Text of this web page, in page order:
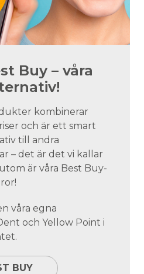
Buy – våra
kombinerar
och är ett smart
till andra
– det är det vi kallar
är våra Best Buy-
våra egna
och Yellow Point i
BUY